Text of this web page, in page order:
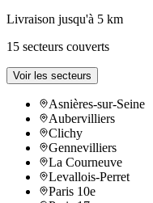
Livraison jusqu'à 5 km
15 secteurs couverts
Voir les secteurs
Asnières-sur-Seine
Aubervilliers
Clichy
Gennevilliers
La Courneuve
Levallois-Perret
Paris 10e